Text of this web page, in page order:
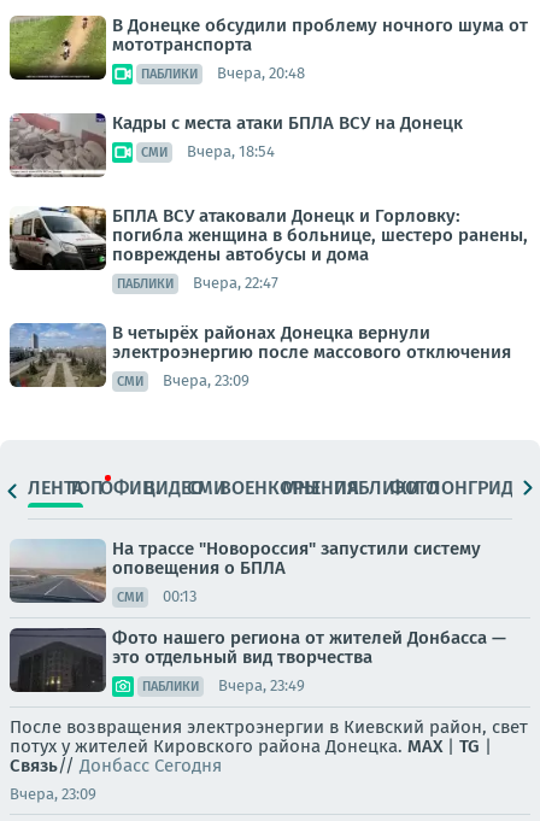
В Донецке обсудили проблему ночного шума от
мототранспорта
ПАБЛИКИ Вчера, 20:48
Кадры с места атаки БПЛА ВСУ на Донецк
СМИ Вчера, 18:54
БПЛА ВСУ атаковали Донецк и Горловку:
погибла женщина в больнице, шестеро ранены,
повреждены автобусы и дома
ПАБЛИКИ Вчера, 22:47
В четырёх районах Донецка вернули
электроэнергию после массового отключения
СМИ Вчера, 23:09
ЛЕНТАТОПОФИЦ.ВИДЕОСМИВОЕНКОРЫМНЕНИЯПАБЛИКИ
ФОТОЛОНГРИДЫ
На трассе "Новороссия" запустили систему
оповещения о БПЛА
СМИ 00:13
Фото нашего региона от жителей Донбасса —
это отдельный вид творчества
ПАБЛИКИ Вчера, 23:49
После возвращения электроэнергии в Киевский район, свет
потух у жителей Кировского района Донецка. MAX | TG |
Связь// Донбасс Сегодня
Вчера, 23:09